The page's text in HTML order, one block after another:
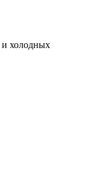
и холодных